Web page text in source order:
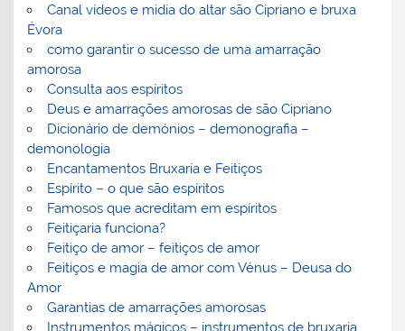
Canal vídeos e midia do altar são Cipriano e bruxa
Évora
como garantir o sucesso de uma amarração
amorosa
Consulta aos espíritos
Deus e amarrações amorosas de são Cipriano
Dicionário de demónios – demonografia –
demonologia
Encantamentos Bruxaria e Feitiços
Espírito – o que são espíritos
Famosos que acreditam em espíritos
Feitiçaria funciona?
Feitiço de amor – feitiços de amor
Feitiços e magia de amor com Vénus – Deusa do
Amor
Garantias de amarrações amorosas
Instrumentos mágicos – instrumentos de bruxaria